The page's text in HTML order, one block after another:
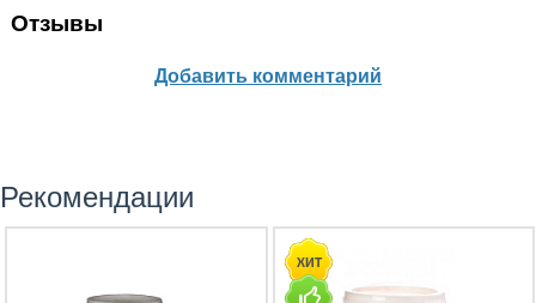
Отзывы
Добавить комментарий
Рекомендации